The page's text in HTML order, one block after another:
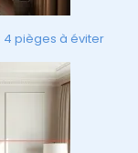
pièges à éviter